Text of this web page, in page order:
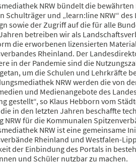
NRW bündelt die bewährten
Schulträger und „learn:line NRW“
sowie der Zugriff auf die für alle
betreiben wir als
die erworbenen lizensierten
Rheinland. Der
in der Pandemie sind die
um die Schulen und Lehrkräfte
NRW werden die von
und Medienangebote des
gestellt“, so Klaus Hebborn vom
in den letzten Jahren beschaffte
NRW für die Kommunalen
NRW ist eine gemeinsame
Rheinland und Westfalen-
der Einbindung des Portals in
und Schüler nutzbar zu machen.